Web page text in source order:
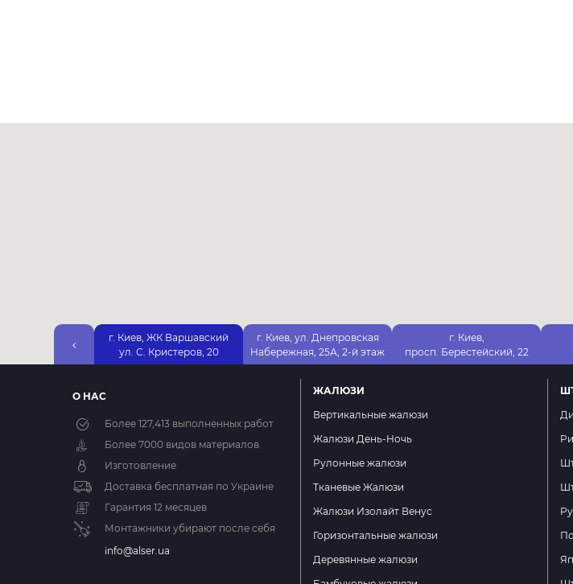
г. Киев, ЖК Варшавский
ул. С. Кристеров, 20
г. Киев, ул. Днепровская
Набережная, 25А, 2-й этаж
г. Киев,
просп. Берестейский, 22
О НАС
Более 127,413 выполненных работ
Более 7000 видов материалов
Изготовление
Доставка бесплатная по Украине
Гарантия 12 месяцев
Монтажники убирают после себя
info@alser.ua
ЖАЛЮЗИ
Вертикальные жалюзи
Жалюзи День-Ночь
Рулонные жалюзи
Тканевые Жалюзи
Жалюзи Изолайт Венус
Горизонтальные жалюзи
Деревянные жалюзи